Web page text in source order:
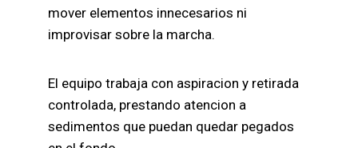
mover elementos innecesarios ni
improvisar sobre la marcha.
El equipo trabaja con aspiracion y retirada
controlada, prestando atencion a
sedimentos que puedan quedar pegados